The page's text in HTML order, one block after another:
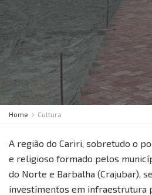
Home Cultura
A região do Cariri, sobretudo o
e religioso formado pelos
do Norte e Barbalha (Crajubar),
investimentos em infraestrutura